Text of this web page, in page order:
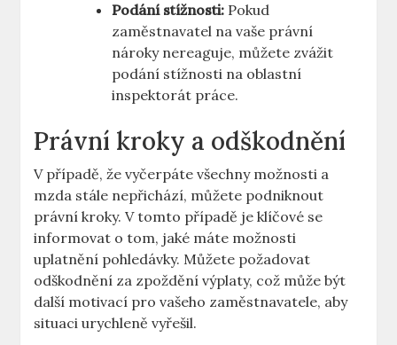
Podání stížnosti: Pokud
zaměstnavatel na vaše právní
nároky nereaguje, můžete zvážit
podání stížnosti na oblastní
inspektorát práce.
Právní kroky a odškodnění
V případě, že vyčerpáte všechny možnosti a
mzda stále nepřichází, můžete podniknout
právní kroky. V tomto případě je klíčové se
informovat o tom, jaké máte možnosti
uplatnění pohledávky. Můžete požadovat
odškodnění za zpoždění výplaty, což může být
další motivací pro vašeho zaměstnavatele, aby
situaci urychleně vyřešil.